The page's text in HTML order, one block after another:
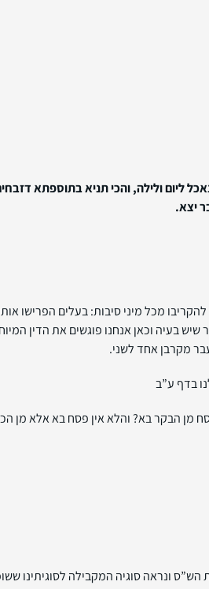
ליום ולילה, והכי תניא בתוספתא
יצא.
מכל מיני סיבות: בעלים הפרישו
בעיה וכאן אנחנו פוגשים את הדין
מקרבן אחד לשני.
בדף ע”ב
מן הבקר בא? והלא אין פסח בא אלא מן
ונראה סוגיה המקבילה לסוגיתינו